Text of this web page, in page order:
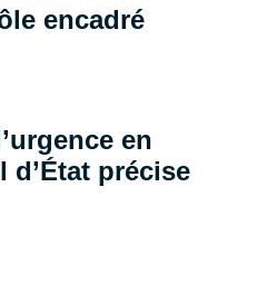
encadré
en
d’État précise